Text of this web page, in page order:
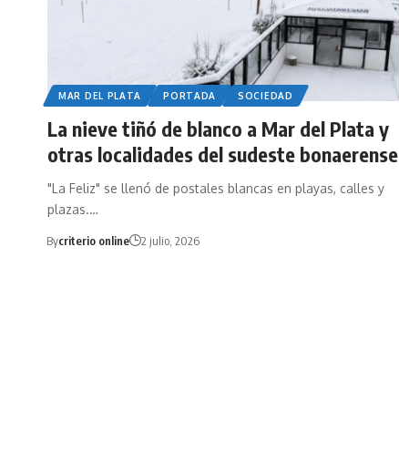
MAR DEL PLATA PORTADA SOCIEDAD
La nieve tiñó de blanco a Mar del Plata y
otras localidades del sudeste bonaerense
"La Feliz" se llenó de postales blancas en playas, calles y
plazas.…
Bycriterio online 2 julio, 2026